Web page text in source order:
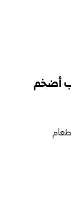
أضخم